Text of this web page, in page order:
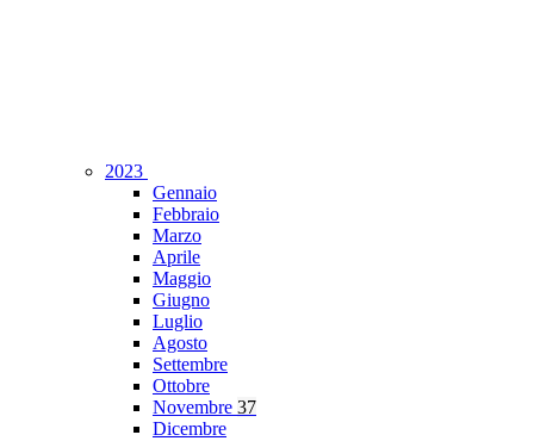
2023
Gennaio
Febbraio
Marzo
Aprile
Maggio
Giugno
Luglio
Agosto
Settembre
Ottobre
Novembre 37
Dicembre